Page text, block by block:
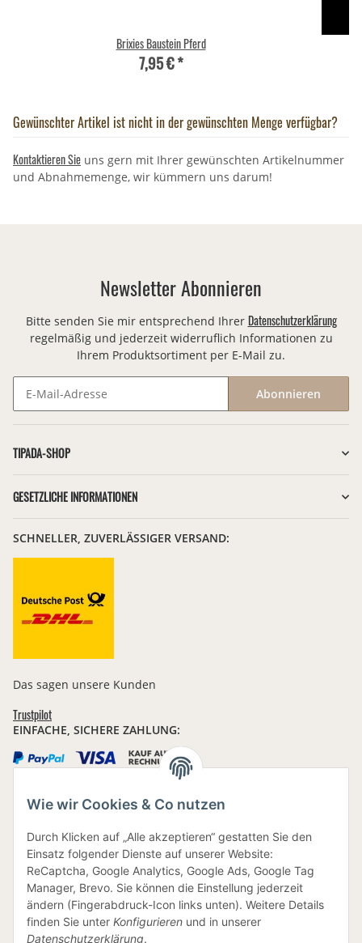
Wie wir Cookies & Co nutzen
Durch Klicken auf „Alle akzeptieren“ gestatten Sie den
Einsatz folgender Dienste auf unserer Website:
ReCaptcha, Google Analytics, Google Ads, Google Tag
Manager, Brevo. Sie können die Einstellung jederzeit
ändern (Fingerabdruck-Icon links unten). Weitere Details
finden Sie unter Konfigurieren und in unserer
Datenschutzerklärung.
Brixies Baustein Pferd
7,95 €*
Gewünschter Artikel ist nicht in der gewünschten Menge verfügbar?
Kontaktieren Sie uns gern mit Ihrer gewünschten Artikelnummer
und Abnahmemenge, wir kümmern uns darum!
Newsletter Abonnieren
Bitte senden Sie mir entsprechend Ihrer Datenschutzerklärung
regelmäßig und jederzeit widerruflich Informationen zu
Ihrem Produktsortiment per E-Mail zu.
Abonnieren
TIPADA-SHOP
GESETZLICHE INFORMATIONEN
SCHNELLER, ZUVERLÄSSIGER VERSAND:
Das sagen unsere Kunden
Trustpilot
EINFACHE, SICHERE ZAHLUNG:
BEWUSSTE VERPACKUNG